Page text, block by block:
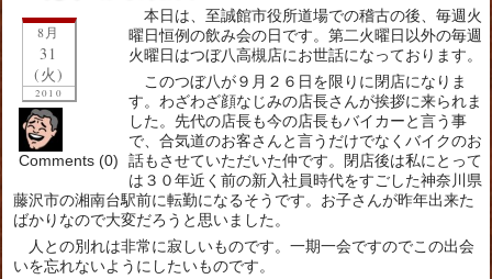
8月
31
(火)
2010
Comments (0)
本日は、至誠館市役所道場での稽古の後、毎週火
曜日恒例の飲み会の日です。第二火曜日以外の毎週
火曜日はつぼ八高槻店にお世話になっております。
このつぼ八が９月２６日を限りに閉店になりま
す。わざわざ顔なじみの店長さんが挨拶に来られま
した。先代の店長も今の店長もバイカーと言う事
で、合気道のお客さんと言うだけでなくバイクのお
話もさせていただいた仲です。閉店後は私にとって
は３０年近く前の新入社員時代をすごした神奈川県
藤沢市の湘南台駅前に転勤になるそうです。お子さんが昨年出来た
ばかりなので大変だろうと思いました。
人との別れは非常に寂しいものです。一期一会ですのでこの出会
いを忘れないようにしたいものです。